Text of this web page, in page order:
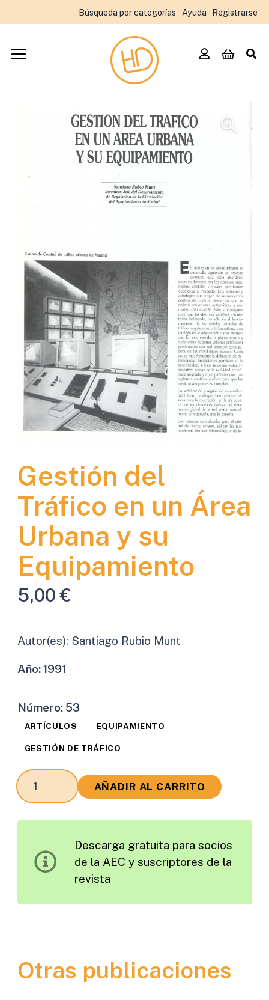
Búsqueda por categorías Ayuda Registrarse
Gestión del
Tráfico en un Área
Urbana y su
Equipamiento
5,00€
Autor(es): Santiago Rubio Munt
Año:1991
Número: 53
ARTÍCULOS EQUIPAMIENTO
GESTIÓN DE TRÁFICO
Gestión
del
Área
AÑADIR AL CARRITO
Descarga gratuita para socios
de la AEC y suscriptores de la
revista
Otras publicaciones